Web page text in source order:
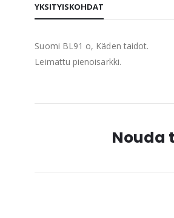
the
of
YKSITYISKOHDAT
Suomi BL91 o, Käden taidot.
Leimattu pienoisarkki.
Nouda